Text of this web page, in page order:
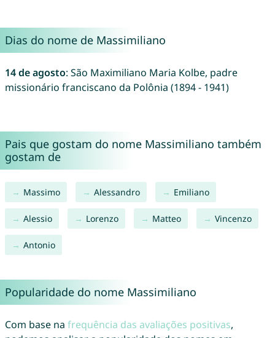
Dias do nome de Massimiliano
14 de agosto: São Maximiliano Maria Kolbe, padre
missionário franciscano da Polônia (1894 - 1941)
Pais que gostam do nome Massimiliano também
gostam de
Massimo Alessandro Emiliano
Alessio Lorenzo Matteo Vincenzo
Antonio
Popularidade do nome Massimiliano
Com base na frequência das avaliações positivas,